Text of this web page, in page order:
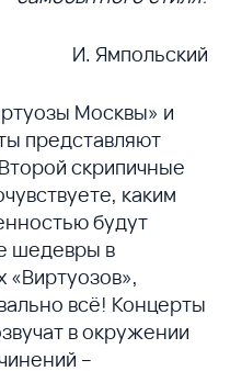
И. Ямпольский
Москвы» и
представляют
скрипичные
каким
будут
шедевры в
«Виртуозов»,
всё! Концерты
в окружении
–